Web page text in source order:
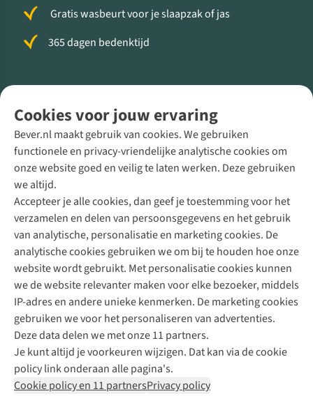
Cookies voor jouw ervaring
Bever.nl maakt gebruik van cookies. We gebruiken
functionele en privacy-vriendelijke analytische cookies om
onze website goed en veilig te laten werken. Deze gebruiken
we altijd.
Accepteer je alle cookies, dan geef je toestemming voor het
verzamelen en delen van persoonsgegevens en het gebruik
van analytische, personalisatie en marketing cookies. De
analytische cookies gebruiken we om bij te houden hoe onze
website wordt gebruikt. Met personalisatie cookies kunnen
we de website relevanter maken voor elke bezoeker, middels
IP-adres en andere unieke kenmerken. De marketing cookies
gebruiken we voor het personaliseren van advertenties.
Deze data delen we met onze 11 partners.
Je kunt altijd je voorkeuren wijzigen. Dat kan via de cookie
policy link onderaan alle pagina's.
Cookie policy en 11 partnersPrivacy policy
Gratis wasbeurt voor je slaapzak of jas
365 dagen bedenktijd
Direct advies van een Buitenexpert
+31 (0)85 888 50 88
+31 6 12 28 49 80
Contactformulier